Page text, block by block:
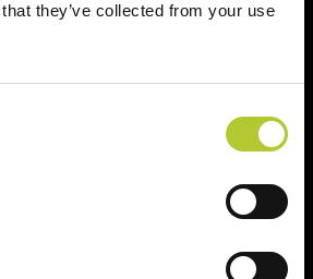
they’ve collected from your use